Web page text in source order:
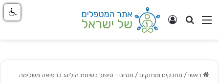
ניווט באתר
חפש התחבר
ראשי / מחבקים ומחזקים / מנחם - טיפול בשיטת הילינג ברפואה משלימה